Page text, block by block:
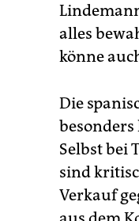
alles
könne
Die
Selbst bei
sind
Verkauf